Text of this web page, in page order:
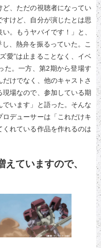
、ただの視聴者になってい
すけど、自分が演じたとは思
。もうヤバイです！」と、
、熱弁を振るっていた。こ
愛”は止まることなく、イベ
た。一方、第2期から登場す
けでなく、他のキャストさ
場なので、参加している期
います」と語った。そんな
デューサーは「これだけキ
れている作品を作れるのは
ていますので、